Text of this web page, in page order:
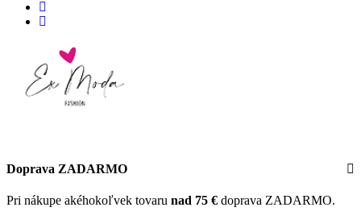
Doprava ZADARMO
Pri nákupe akéhokoľvek tovaru nad 75 € doprava ZADARMO.